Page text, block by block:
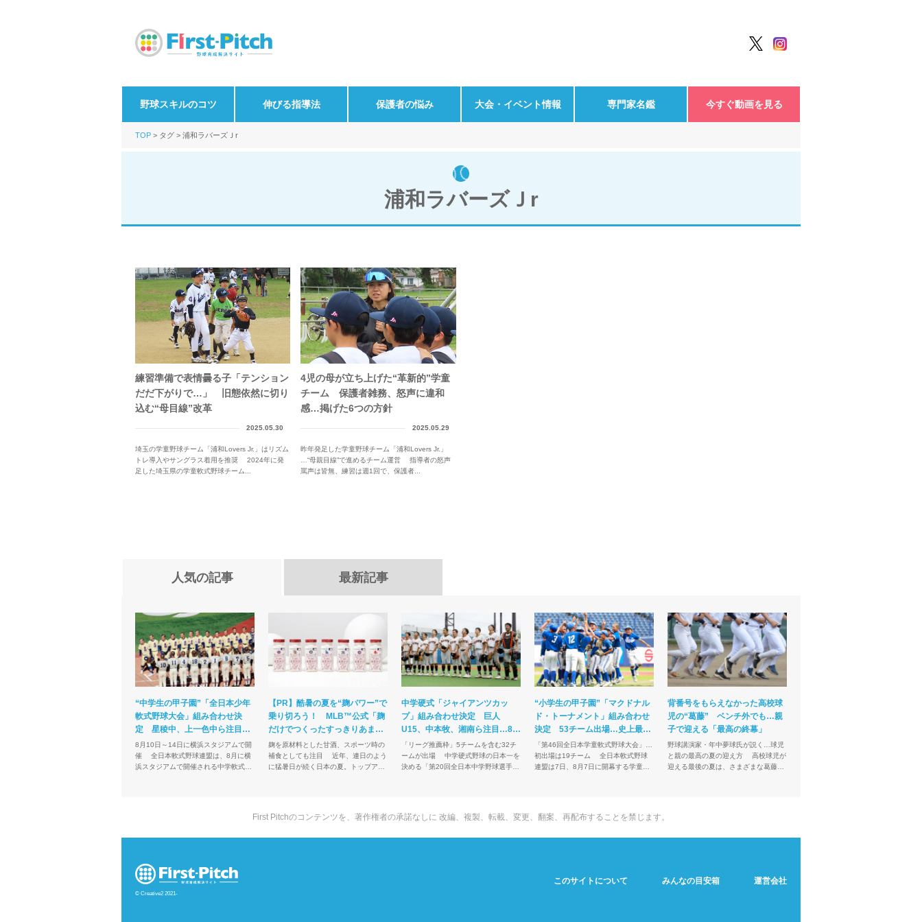
野球スキルのコツ 伸びる指導法 保護者の悩み 大会・イベント情報 専門家名鑑 今すぐ動画を見る
TOP タグ 浦和ラバーズＪr
浦和ラバーズＪr
練習準備で表情曇る子「テンション
だだ下がりで…」 旧態依然に切り
込む“母目線”改革
2025.05.30
埼玉の学童野球チーム「浦和Lovers Jr.」はリズム
トレ導入やサングラス着用を推奨 2024年に発
足した埼玉県の学童軟式野球チーム...
4児の母が立ち上げた“革新的”学童
チーム 保護者雑務、怒声に違和
感…掲げた6つの方針
2025.05.29
昨年発足した学童野球チーム「浦和Lovers Jr.」
…“母親目線”で進めるチーム運営 指導者の怒声
罵声は皆無、練習は週1回で、保護者...
人気の記事 最新記事
“中学生の甲子園”「全日本少年
軟式野球大会」組み合わせ決
定 星稜中、上一色中ら注目…
離島から出場も
8月10日～14日に横浜スタジアムで開
催 全日本軟式野球連盟は、8月に横
浜スタジアムで開催される中学軟式野
【PR】酷暑の夏を“麹パワー”で
乗り切ろう！ MLB™公式「麹
だけでつくったすっきりあまさ
け」にいま熱視線の理由
麹を原材料とした甘酒、スポーツ時の
補食としても注目 近年、連日のよう
に猛暑日が続く日本の夏。トップアス
中学硬式「ジャイアンツカッ
プ」組み合わせ決定 巨人
U15、中本牧、湘南ら注目…8・
10開幕
「リーグ推薦枠」5チームを含む32チ
ームが出場 中学硬式野球の日本一を
決める「第20回全日本中学野球選手権
“小学生の甲子園”「マクドナル
ド・トーナメント」組み合わせ
決定 53チーム出場…史上最多
狙う長曽根ら注目
「第46回全日本学童軟式野球大会」…
初出場は19チーム 全日本軟式野球
連盟は7日、8月7日に開幕する学童軟
背番号をもらえなかった高校球
児の“葛藤” ベンチ外でも…親
子で迎える「最高の終幕」
野球講演家・年中夢球氏が説く…球児
と親の最高の夏の迎え方 高校球児が
迎える最後の夏は、さまざまな葛藤も
First Pitchのコンテンツを、著作権者の承諾なしに 改編、複製、転載、変更、翻案、再配布することを禁じます。
© Creative2 2021-
このサイトについて みんなの目安箱 運営会社